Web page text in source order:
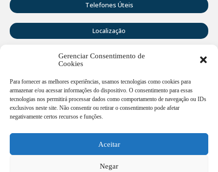
Gerenciar Consentimento de
Cookies
Para fornecer as melhores experiências, usamos tecnologias como cookies para
armazenar e/ou acessar informações do dispositivo. O consentimento para essas
tecnologias nos permitirá processar dados como comportamento de navegação ou IDs
exclusivos neste site. Não consentir ou retirar o consentimento pode afetar
negativamente certos recursos e funções.
Aceitar
Negar
Telefones Úteis
Localização
Perguntas Frequentes
Webmail
Rua Doutor Cruz Machado, 205 - Centro - União da Vitória -
PR
Atendimento de segunda a sexta-feira das 12:00h às